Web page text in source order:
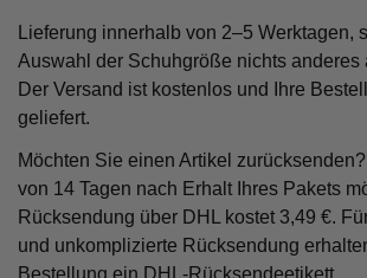
Lieferung innerhalb von 2–5 Werktagen,
Auswahl der Schuhgröße nichts anderes
Der Versand ist kostenlos und Ihre
geliefert.
Möchten Sie einen Artikel
von 14 Tagen nach Erhalt Ihres Pakets
Rücksendung über DHL kostet 3,49 €.
und unkomplizierte Rücksendung
Bestellung ein DHL-Rücksendeetikett.